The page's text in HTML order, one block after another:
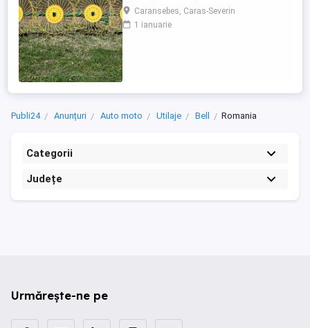
fanul chiar de pe un teren accidentat. De
asemenea aceasta grebla poate fi utilizata
pentru adunat,rasfirat sau intors fanul. La
Caransebes, Caras-Severin
1 ianuarie
Publi24 Anunțuri Auto moto Utilaje Bell Romania
Categorii
Județe
Urmărește-ne pe